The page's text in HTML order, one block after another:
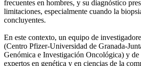
frecuentes en hombres, y su diagnóstico
limitaciones, especialmente cuando la
concluyentes.
En este contexto, un equipo de
(Centro Pfizer-Universidad de Granada-
Genómica e Investigación Oncológica) y
expertos en genética y en ciencias de la